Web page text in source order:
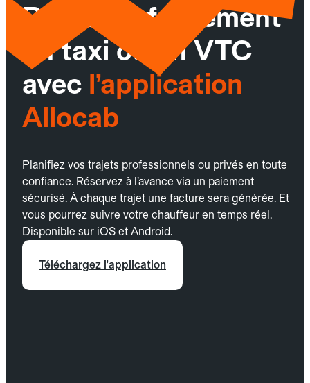
Réservez facilement
un taxi ou un VTC
avec l’application
Allocab
Planifiez vos trajets professionnels ou privés en toute
confiance. Réservez à l’avance via un paiement
sécurisé. À chaque trajet une facture sera générée. Et
vous pourrez suivre votre chauffeur en temps réel.
Disponible sur iOS et Android.
Téléchargez l'application